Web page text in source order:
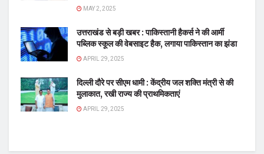
MAY 2, 2025
उत्तराखंड से बड़ी खबर : पाकिस्तानी हैकर्स ने की आर्मी
पब्लिक स्कूल की वेबसाइट हैक, लगाया पाकिस्तान का झंडा
APRIL 29, 2025
दिल्ली दौरे पर सीएम धामी : केंद्रीय जल शक्ति मंत्री से की
मुलाकात, रखी राज्य की प्राथमिकताएं
APRIL 29, 2025